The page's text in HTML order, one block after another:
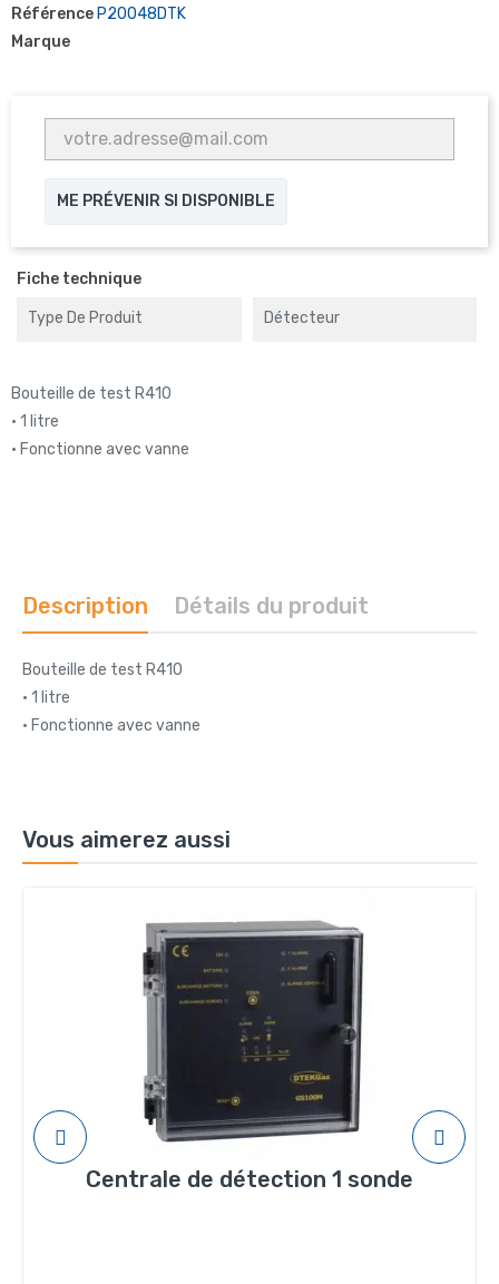
Référence P20048DTK
Marque
ME PRÉVENIR SI DISPONIBLE
Fiche technique
Type De Produit Détecteur
Bouteille de test R410
• 1 litre
• Fonctionne avec vanne
Description Détails du produit
Bouteille de test R410
• 1 litre
• Fonctionne avec vanne
Vous aimerez aussi
Centrale de détection 1 sonde